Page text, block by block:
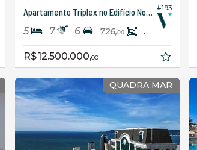
#193
Apartamento Triplex no Edifício Noah Dallo
5 7 6 726,00 455,
R$ 12.500.000,00
QUADRA MAR